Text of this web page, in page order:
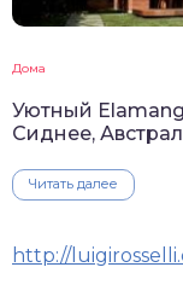
Дома
Уютный
Сиднее,
Читать далее
http://